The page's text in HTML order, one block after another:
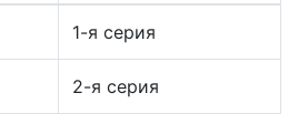
1-я серия
2-я серия